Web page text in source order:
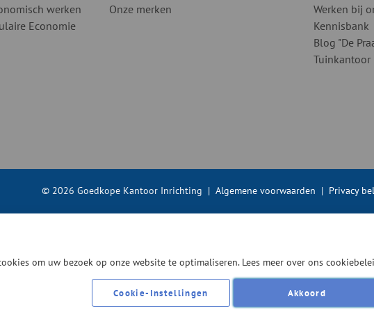
werken
Economie
Onze merken
Werken bij
Kennisbank
Blog "De
Tuinkantoor
| Algemene voorwaarden | Privacy
© 2026 Goedkope Kantoor Inrichting
om uw bezoek op onze website te optimaliseren. Lees meer over ons
Akkoord
Cookie-Instellingen